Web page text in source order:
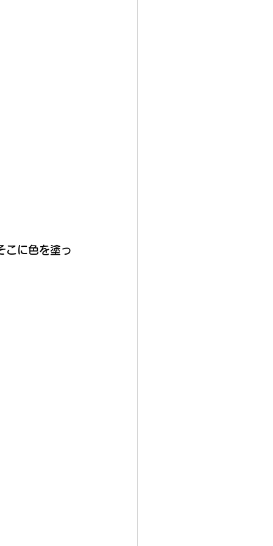
こに色を塗っ